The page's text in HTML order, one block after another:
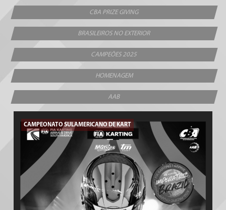
CBA PRIZE GIVING
BRASILEIROS NO EXTERIOR
CAMPEÕES 2025
HOMENAGEM
AAB
CAMPEONATO SULAMERICANO DE KART